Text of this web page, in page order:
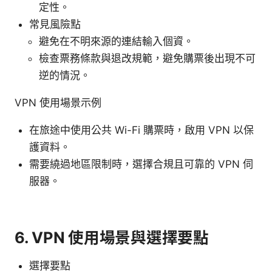
定性。
常見風險點
避免在不明來源的連結輸入個資。
檢查票務條款與退改規範，避免購票後出現不可
逆的情況。
VPN 使用場景示例
在旅途中使用公共 Wi-Fi 購票時，啟用 VPN 以保
護資料。
需要繞過地區限制時，選擇合規且可靠的 VPN 伺
服器。
6. VPN 使用場景與選擇要點
選擇要點